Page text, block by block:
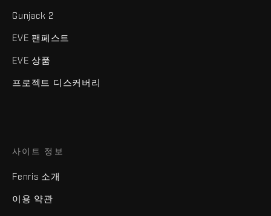
Gunjack 2
EVE 팬페스트
EVE 상품
프로젝트 디스커버리
사이트 정보
Fenris 소개
이용 약관